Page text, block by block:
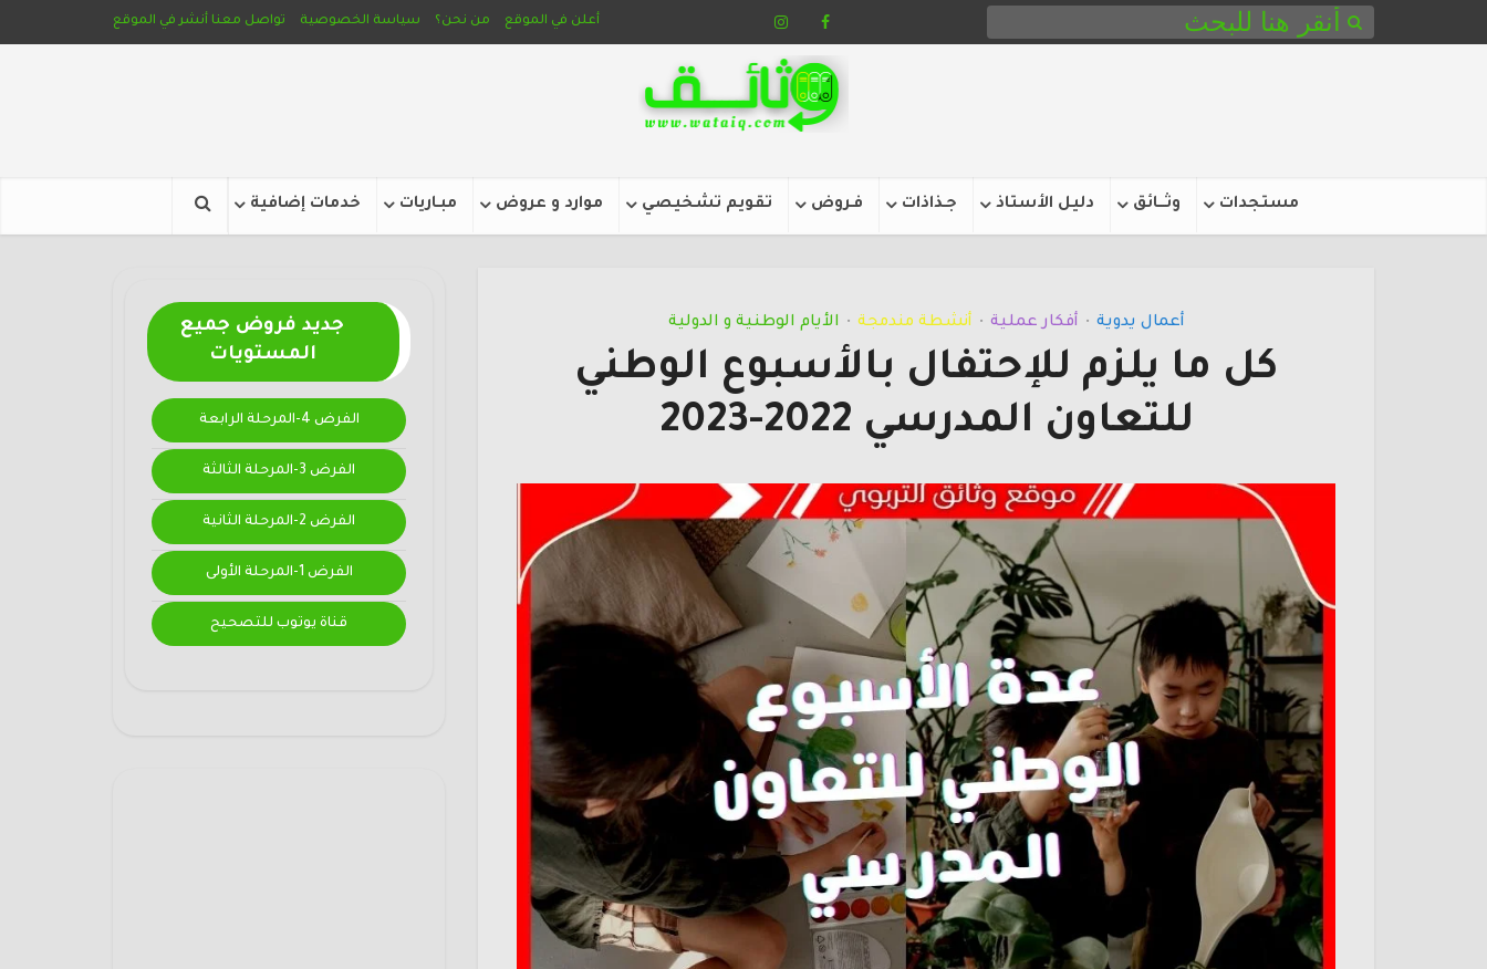
أعلن في الموقع من نحن؟ سياسة الخصوصية تواصل معنا أنشر في الموقع
مستجدات وثـــائق دليل الأستاذ جـذاذات فـروض تقويم تشخيصي موارد و عروض مبـاريات خدمات إضافية
جديد فروض جميع
المستويات
الفرض 4-المرحلة الرابعة
الفرض 3-المرحلة الثالثة
الفرض 2-المرحلة الثانية
الفرض 1-المرحلة الأولى
قناة يوتوب للتصحيح
أعمال يدوية • أفكار عملية • أنشطة مندمجة • الأيام الوطنية و الدولية
كل ما يلزم للإحتفال بالأسبوع الوطني
للتعاون المدرسي 2022-2023